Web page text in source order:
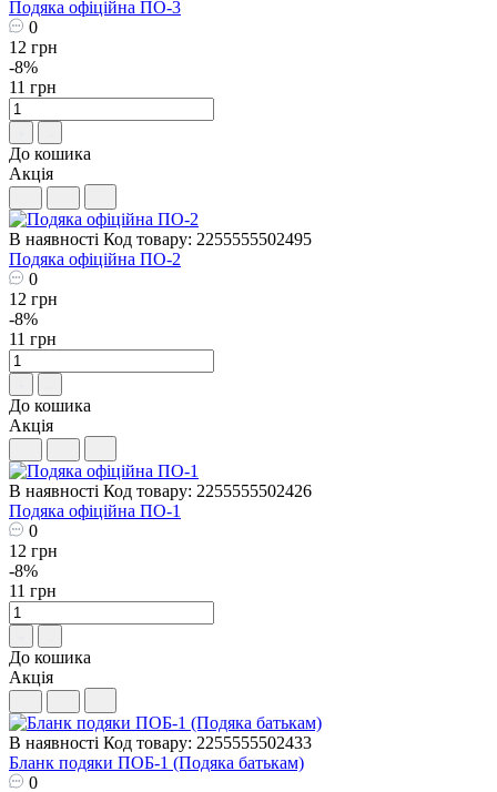
Подяка офіційна ПО-3
0
12 грн
-8%
11 грн
До кошика
Акція
В наявності Код товару: 2255555502495
Подяка офіційна ПО-2
0
12 грн
-8%
11 грн
До кошика
Акція
В наявності Код товару: 2255555502426
Подяка офіційна ПО-1
0
12 грн
-8%
11 грн
До кошика
Акція
В наявності Код товару: 2255555502433
Бланк подяки ПОБ-1 (Подяка батькам)
0